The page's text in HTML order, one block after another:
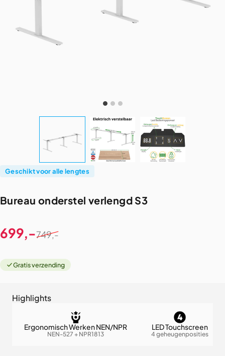
Geschikt voor alle lengtes
Bureau onderstel verlengd S3
Verkoopprijs
699,-
Normale prijs
749,-
Gratis verzending
Highlights
Ergonomisch Werken NEN/NPR
NEN-527 + NPR1813
LED Touchscreen
4 geheugenposities